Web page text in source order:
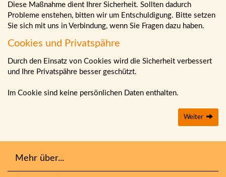
Diese Maßnahme dient Ihrer Sicherheit. Sollten dadurch
Probleme enstehen, bitten wir um Entschuldigung. Bitte setzen
Sie sich mit uns in Verbindung, wenn Sie Fragen dazu haben.
Cookies und Privatspähre
Durch den Einsatz von Cookies wird die Sicherheit verbessert
und Ihre Privatspähre besser geschützt.
Im Cookie sind keine persönlichen Daten enthalten.
Weiter
Mehr über...